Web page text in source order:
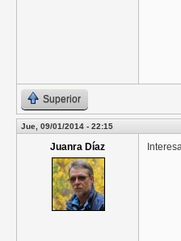
Superior
Jue, 09/01/2014 - 22:15
Juanra Díaz